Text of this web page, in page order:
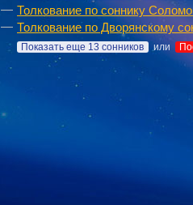
Толкование по соннику
Толкование по Дворянскому
Показать еще 13 сонников или